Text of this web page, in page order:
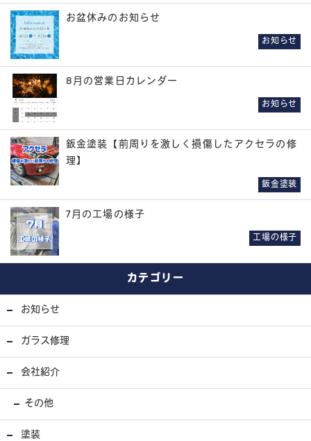
お盆休みのお知らせ
お知らせ
8月の営業日カレンダー
お知らせ
鈑金塗装【前周りを激しく損傷したアクセラの修
理】
鈑金塗装
7月の工場の様子
工場の様子
カテゴリー
お知らせ
ガラス修理
会社紹介
その他
塗装